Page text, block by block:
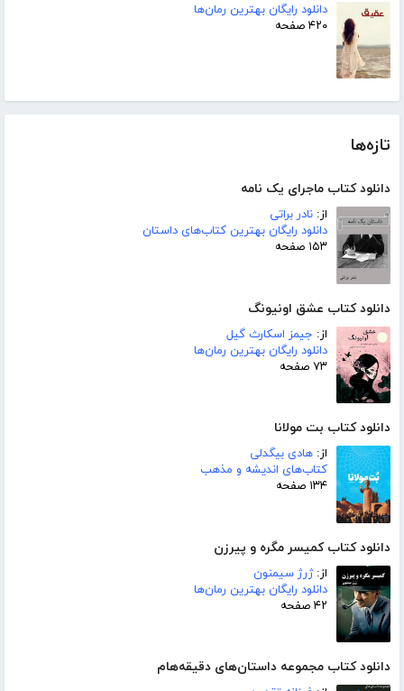
دانلود رایگان بهترین رمان‌ها
۴۲۰ صفحه
تازه‌ها
دانلود کتاب ماجرای یک نامه
از: نادر براتی
دانلود رایگان بهترین کتاب‌های داستان
۱۵۳ صفحه
دانلود کتاب عشق اونیونگ
از: جیمز اسکارث گیل
دانلود رایگان بهترین رمان‌ها
۷۳ صفحه
دانلود کتاب بت مولانا
از: هادی بیگدلی
کتاب‌های اندیشه و مذهب
۱۳۴ صفحه
دانلود کتاب کمیسر مگره و پیرزن
از:ژرژ سیمنون
دانلود رایگان بهترین رمان‌ها
۴۲ صفحه
دانلود کتاب مجموعه داستان‌های دقیقه‌هام